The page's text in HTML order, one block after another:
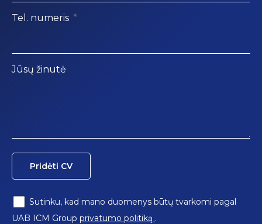
Tel. numeris
Jūsų žinutė
Pridėti CV
Sutinku, kad mano duomenys būtų tvarkomi pagal
UAB ICM Group privatumo politiką .